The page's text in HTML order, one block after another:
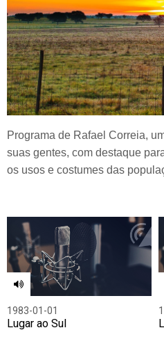
Programa de Rafael Correia,
suas gentes, com destaque
os usos e costumes das
1983-01-01
Lugar ao Sul